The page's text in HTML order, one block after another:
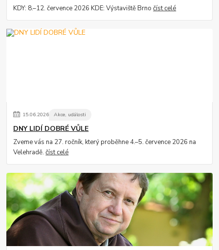
KDY: 8.–12. července 2026 KDE: Výstaviště Brnočíst celé
15.06.2026 Akce, události
DNY LIDÍ DOBRÉ VŮLE
Zveme vás na 27. ročník, který proběhne 4.–5. července 2026 na
Velehradě.číst celé